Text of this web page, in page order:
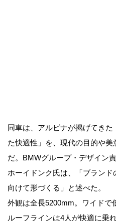
同車は、アルピナが掲げてき
た快適性」を、現代の目的や
だ。BMWグループ・デザイン
ホーイドンク氏は、「ブラン
向けて形づくる」と述べた。
外観は全長5200mm。ワイドで
ルーフラインは4人が快適に乗